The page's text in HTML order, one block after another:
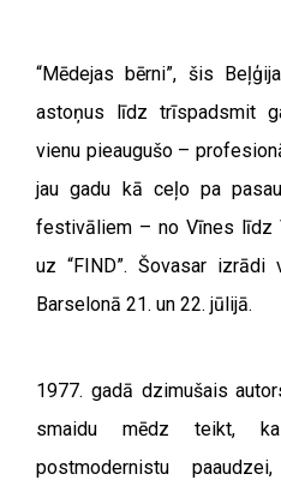
“Mēdejas bērni”, šis
astoņus līdz trīspadsmit
vienu pieaugušo –
jau gadu kā ceļo pa
festivāliem – no Vīnes līdz
uz “FIND”. Šovasar izrādi
Barselonā 21. un 22. jūlijā.
1977. gadā dzimušais
smaidu mēdz teikt,
postmodernistu